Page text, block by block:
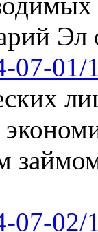
Эл
07-01/
07-02/